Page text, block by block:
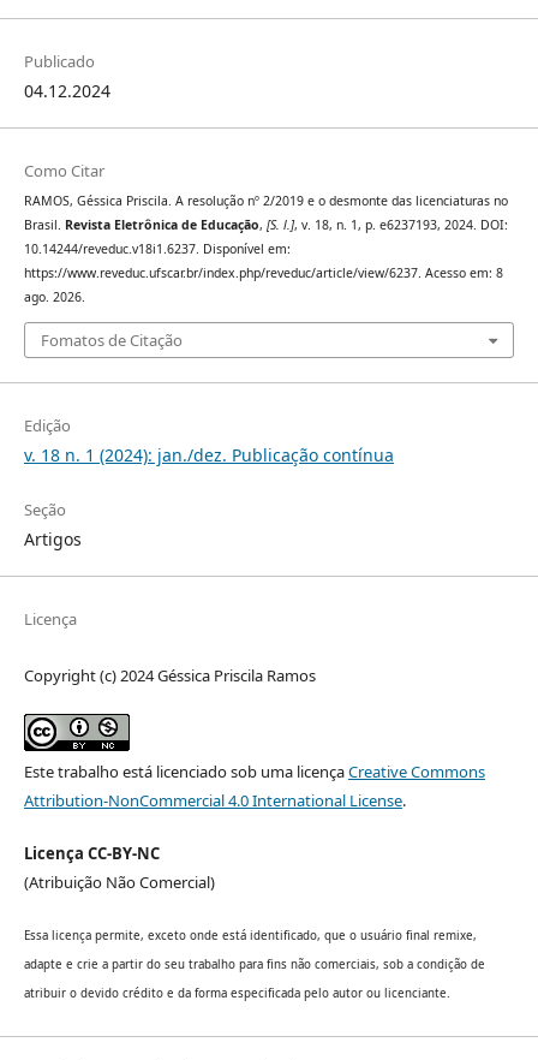
Publicado
04.12.2024
Como Citar
RAMOS, Géssica Priscila. A resolução nº 2/2019 e o desmonte das licenciaturas no
Brasil. Revista Eletrônica de Educação, [S. l.], v. 18, n. 1, p. e6237193, 2024. DOI:
10.14244/reveduc.v18i1.6237. Disponível em:
https://www.reveduc.ufscar.br/index.php/reveduc/article/view/6237. Acesso em: 8
ago. 2026.
Fomatos de Citação
Edição
v. 18 n. 1 (2024): jan./dez. Publicação contínua
Seção
Artigos
Licença
Copyright (c) 2024 Géssica Priscila Ramos
Este trabalho está licenciado sob uma licençaCreative Commons
Attribution-NonCommercial 4.0 International License.
Licença CC-BY-NC
(Atribuição Não Comercial)
Essa licença permite, exceto onde está identificado, que o usuário final remixe,
adapte e crie a partir do seu trabalho para fins não comerciais, sob a condição de
atribuir o devido crédito e da forma especificada pelo autor ou licenciante.